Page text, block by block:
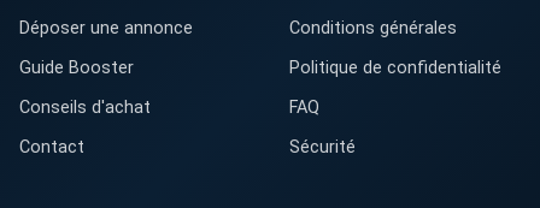
Déposer une annonce
Guide Booster
Conseils d'achat
Contact
Conditions générales
Politique de confidentialité
FAQ
Sécurité